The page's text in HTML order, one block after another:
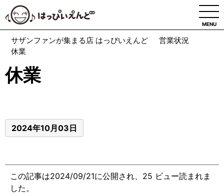
MENU
サザンファンが集まる店 はっぴいえんど
営業状況
休業
休業
2024年10月03日
この記事は2024/09/21に公開され、25 ビュー読まれま
した。